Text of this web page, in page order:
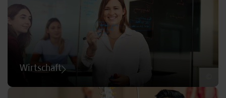
Wirtschaft